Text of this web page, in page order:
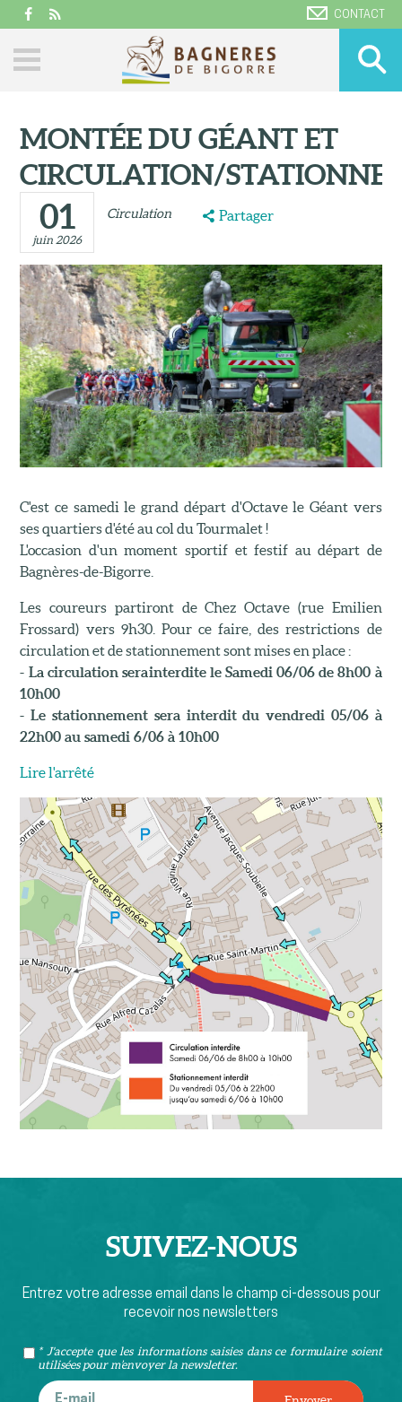
CONTACT
MONTÉE DU GÉANT ET
CIRCULATION/
01
juin 2026
Circulation Partager
C'est ce samedi le grand départ d'Octave le Géant vers
ses quartiers d'été au col du Tourmalet !
L'occasion d'un moment sportif et festif au départ de
Bagnères-de-Bigorre.
Les coureurs partiront de Chez Octave (rue Emilien
Frossard) vers 9h30. Pour ce faire, des restrictions de
circulation et de stationnement sont mises en place :
- La circulation sera interdite le Samedi 06/06 de 8h00 à
10h00
- Le stationnement sera interdit du vendredi 05/06 à
22h00 au samedi 6/06 à 10h00
Lire l'arrêté
SUIVEZ-NOUS
Entrez votre adresse email dans le champ ci-dessous pour
recevoir nos newsletters
* J'accepte que les informations saisies dans ce formulaire soient
utilisées pour m’envoyer la newsletter.